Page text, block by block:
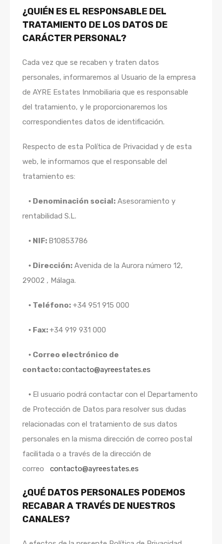
¿QUIÉN ES EL RESPONSABLE DEL
TRATAMIENTO DE LOS DATOS DE
CARÁCTER PERSONAL?
Cada vez que se recaben y traten datos
personales, informaremos al Usuario de la empresa
de AYRE Estates Inmobiliaria que es responsable
del tratamiento, y le proporcionaremos los
correspondientes datos de identificación.
Respecto de esta Política de Privacidad y de esta
web, le informamos que el responsable del
tratamiento es:
• Denominación social: Asesoramiento y
rentabilidad S.L.
• NIF: B10853786
• Dirección: Avenida de la Aurora número 12,
29002 , Málaga.
• Teléfono: +34 951 915 000
• Fax:+34 919 931 000
• Correo electrónico de
contacto:contacto@ayreestates.es
• El usuario podrá contactar con el Departamento
de Protección de Datos para resolver sus dudas
relacionadas con el tratamiento de sus datos
personales en la misma dirección de correo postal
facilitada o a través de la dirección de
correo contacto@ayreestates.es
¿QUÉ DATOS PERSONALES PODEMOS
RECABAR A TRAVÉS DE NUESTROS
CANALES?